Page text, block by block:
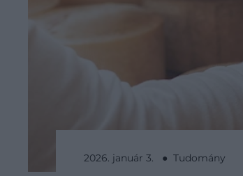
2026. január 3. ● Tudomány